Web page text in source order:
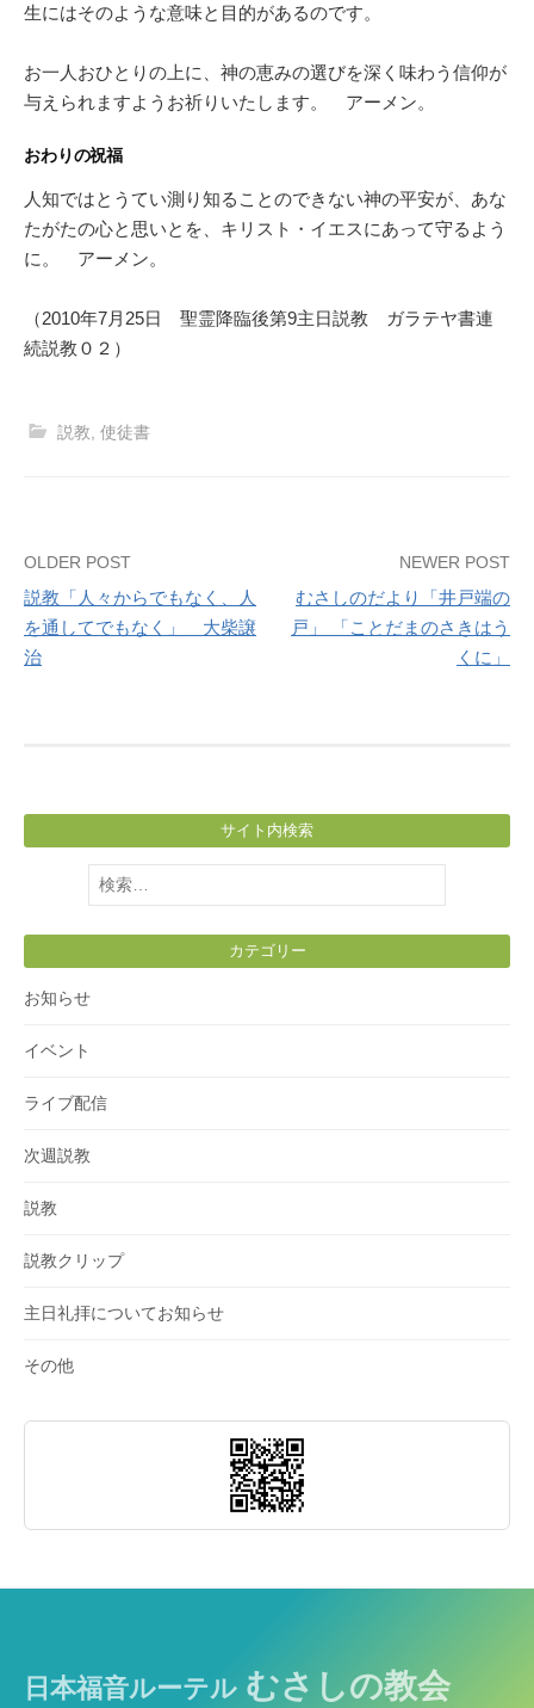
生にはそのような意味と目的があるのです。
お一人おひとりの上に、神の恵みの選びを深く味わう信仰が
与えられますようお祈りいたします。 アーメン。
おわりの祝福
人知ではとうてい測り知ることのできない神の平安が、あな
たがたの心と思いとを、キリスト・イエスにあって守るよう
に。 アーメン。
（2010年7月25日 聖霊降臨後第9主日説教 ガラテヤ書連
続説教０２）
説教 使徒書
Post
navigation
OLDER POST
説教「人々からでもなく、人
を通してでもなく」 大柴譲
治
NEWER POST
むさしのだより「井戸端の
戸」 「ことだまのさきはう
くに」
サイト内検索
検
索:
カテゴリー
お知らせ
イベント
ライブ配信
次週説教
説教
説教クリップ
主日礼拝についてお知らせ
その他
日本福音ルーテル むさしの教会